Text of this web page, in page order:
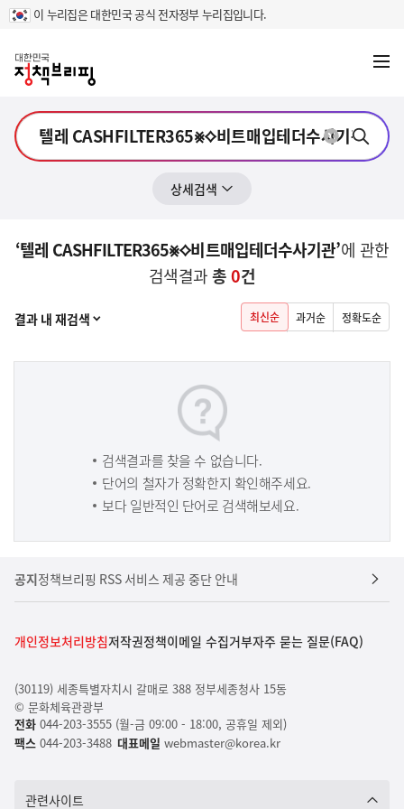
이 누리집은 대한민국 공식 전자정부 누리집입니다.
메
상세검색 열기
‘텔레 CASHFILTER365⨳⟡비트매입테더수사기관’에 관한
검색결과총0건
결과 내 재검색 열기 최신순 과거순 정확도순
검색결과를 찾을 수 없습니다.
단어의 철자가 정확한지 확인해주세요.
보다 일반적인 단어로 검색해보세요.
공지정책브리핑 RSS 서비스 제공 중단 안내
개인정보처리방침저작권정책이메일 수집거부자주 묻는 질문(FAQ)
(30119) 세종특별자치시 갈매로 388 정부세종청사 15동
© 문화체육관광부
전화 044-203-3555 (월-금 09:00 - 18:00, 공휴일 제외)
팩스 044-203-3488 대표메일 webmaster@korea.kr
관련사이트